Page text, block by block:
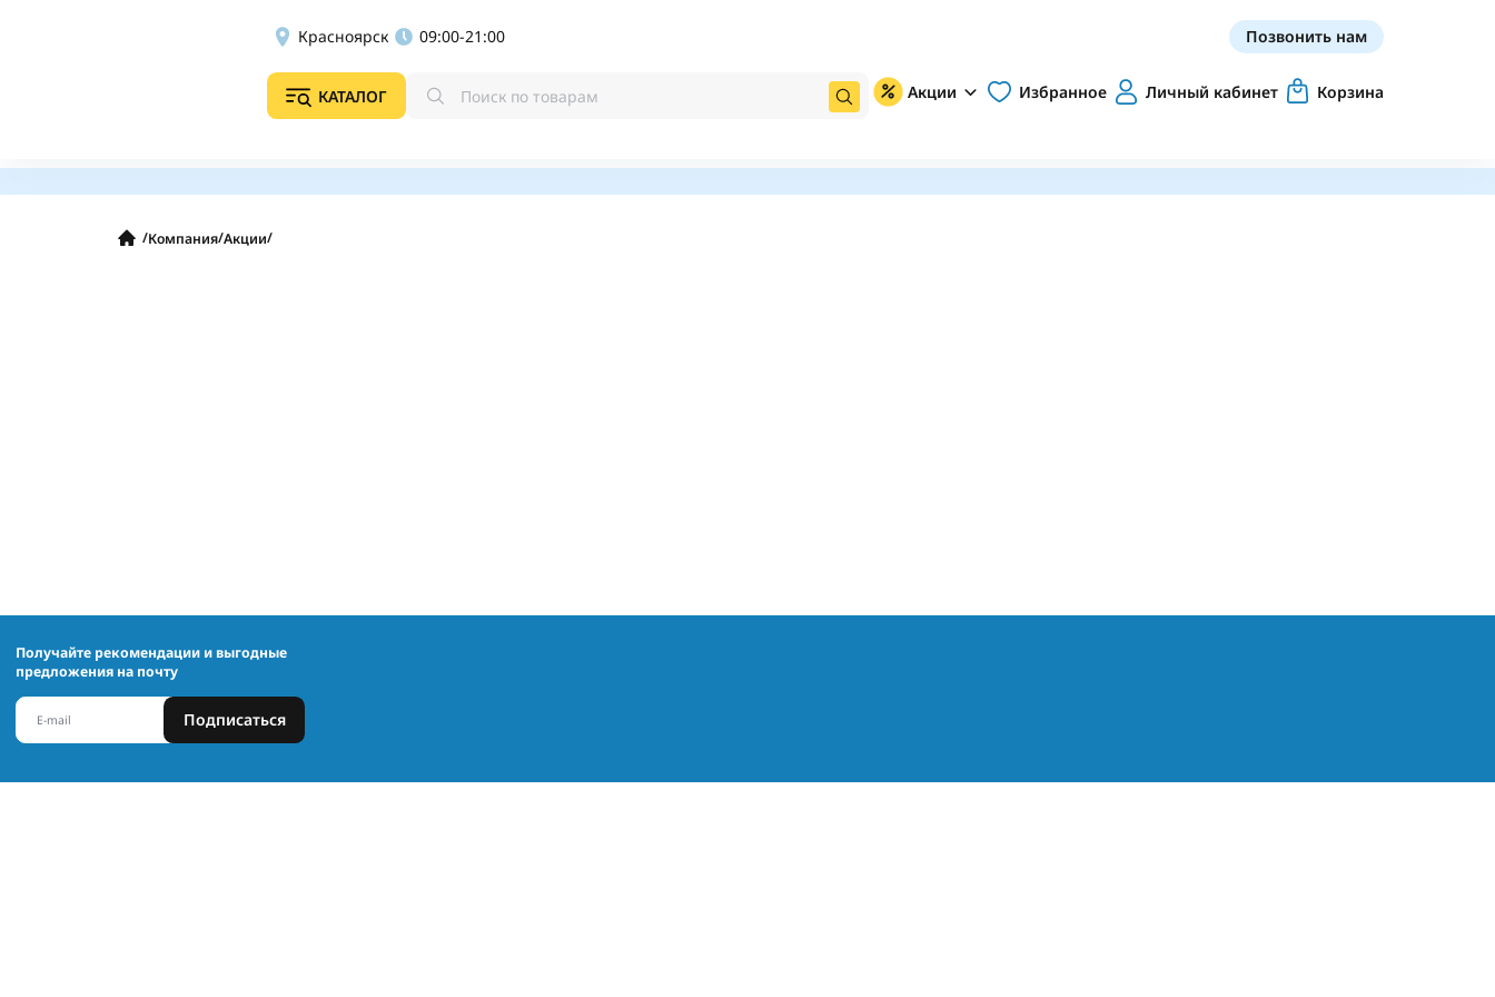
Красноярск 09:00-21:00 Позвонить нам
КАТАЛОГ Акции Избранное Личный кабинет Корзина
/Компания/Акции/
Получайте рекомендации и выгодные
предложения на почту
Подписаться